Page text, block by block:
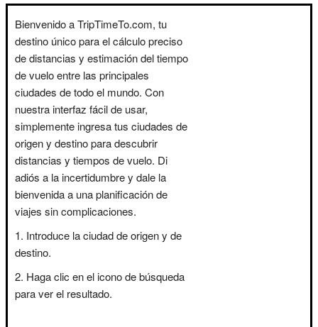
Bienvenido a TripTimeTo.com, tu
destino único para el cálculo preciso
de distancias y estimación del tiempo
de vuelo entre las principales
ciudades de todo el mundo. Con
nuestra interfaz fácil de usar,
simplemente ingresa tus ciudades de
origen y destino para descubrir
distancias y tiempos de vuelo. Di
adiós a la incertidumbre y dale la
bienvenida a una planificación de
viajes sin complicaciones.
Introduce la ciudad de origen y de
destino.
Haga clic en el icono de búsqueda
para ver el resultado.